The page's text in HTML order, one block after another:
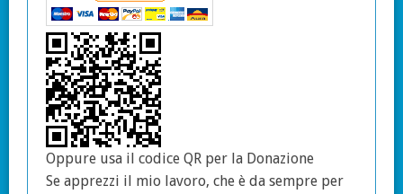
Oppure usa il codice QR per la Donazione
Se apprezzi il mio lavoro, che è da sempre per